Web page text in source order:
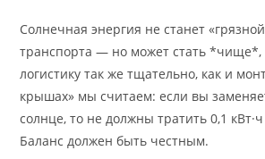
Солнечная энергия не станет
транспорта — но может стать *чище*,
логистику так же тщательно, как и
крышах» мы считаем: если вы
солнце, то не должны тратить 0,1 кВт·ч
Баланс должен быть честным.